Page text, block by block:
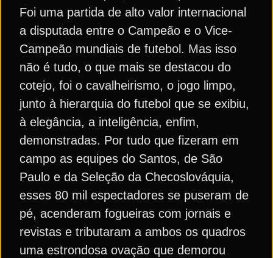
Foi uma partida de alto valor internacional
a disputada entre o Campeão e o Vice-
Campeão mundiais de futebol. Mas isso
não é tudo, o que mais se destacou do
cotejo, foi o cavalheirismo, o jogo limpo,
junto à hierarquia do futebol que se exibiu,
à elegância, a inteligência, enfim,
demonstradas. Por tudo que fizeram em
campo as equipes do Santos, de São
Paulo e da Seleção da Checoslováquia,
esses 80 mil espectadores se puseram de
pé, acenderam fogueiras com jornais e
revistas e tributaram a ambos os quadros
uma estrondosa ovação que demorou